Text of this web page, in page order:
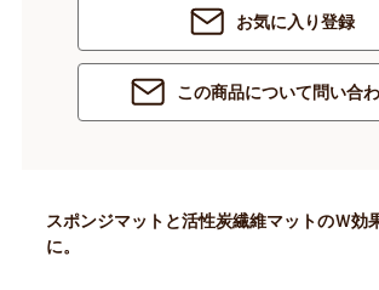
お気に入り登録
この商品について問い合
スポンジマットと活性炭繊維マットのＷ効
に。